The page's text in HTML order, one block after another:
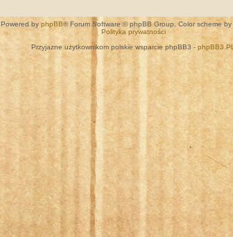
Powered by phpBB® Forum Software © phpBB Group. Color scheme by
Polityka prywatności
Przyjazne użytkownikom polskie wsparcie phpBB3 - phpBB3.PL